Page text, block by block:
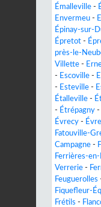
Émalleville -
Envermeu -
Épinay-sur-
Épretot -
près-le-
Villette -
- Escoville -
- Esteville -
Étalleville -
- Étrépagny -
Évrecy -
Fatouville-
Campagne -
Ferrières-
Verrerie -
Feuguerolles
Fiquefleur-
Frétils -